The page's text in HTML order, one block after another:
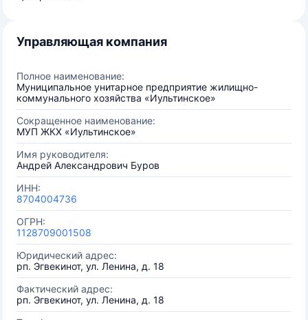
Управляющая компания
Полное наименование:
Муниципальное унитарное предприятие жилищно-
коммунального хозяйства «Иультинское»
Сокращенное наименование:
МУП ЖКХ «Иультинское»
Имя руководителя:
Андрей Александрович Буров
ИНН:
8704004736
ОГРН:
1128709001508
Юридический адрес:
рп. Эгвекинот, ул. Ленина, д. 18
Фактический адрес:
рп. Эгвекинот, ул. Ленина, д. 18